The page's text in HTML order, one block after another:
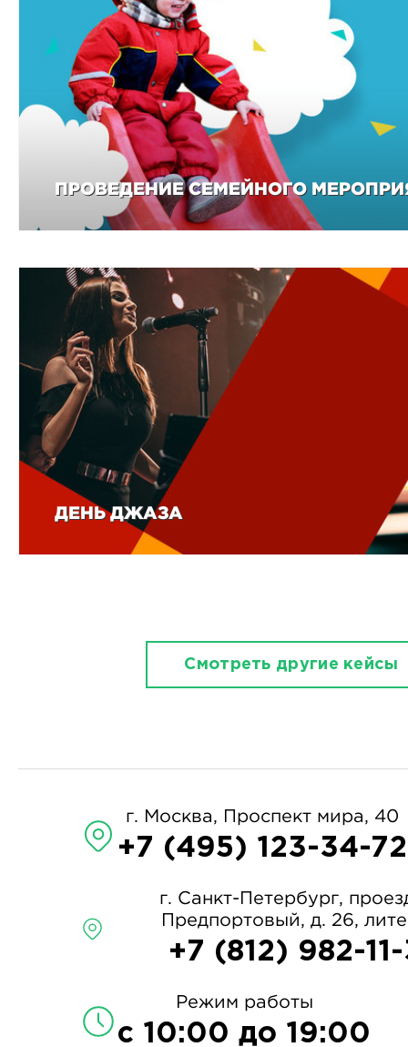
ПРОВЕДЕНИЕ СЕМЕЙНОГО
ДЕНЬ ДЖАЗА
Смотреть другие кейсы
г. Москва, Проспект мира, 40
+7 (495) 123-34-72
г. Санкт-Петербург,
Предпортовый, д. 26,
+7 (812) 982-
Режим работы
с 10:00 до 19:00